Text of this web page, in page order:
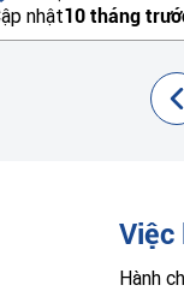
nhật10 tháng
Việc
Hành